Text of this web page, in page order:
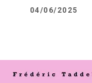
04/06/2025